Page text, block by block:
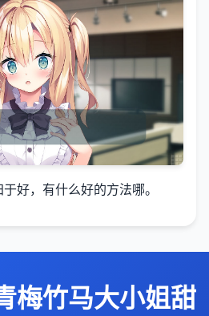
好，有什么好的方法哪。
梅竹马大小姐甜